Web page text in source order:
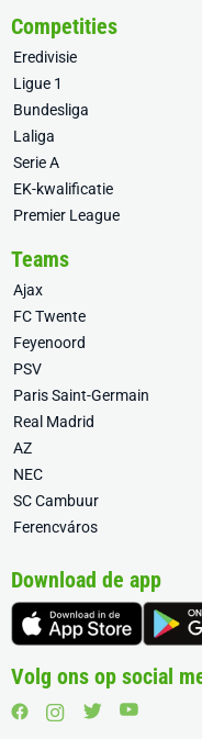
Competities
Eredivisie
Ligue 1
Bundesliga
Laliga
Serie A
EK-kwalificatie
Premier League
Teams
Ajax
FC Twente
Feyenoord
PSV
Paris Saint-Germain
Real Madrid
AZ
NEC
SC Cambuur
Ferencváros
Download de app
Volg ons op social